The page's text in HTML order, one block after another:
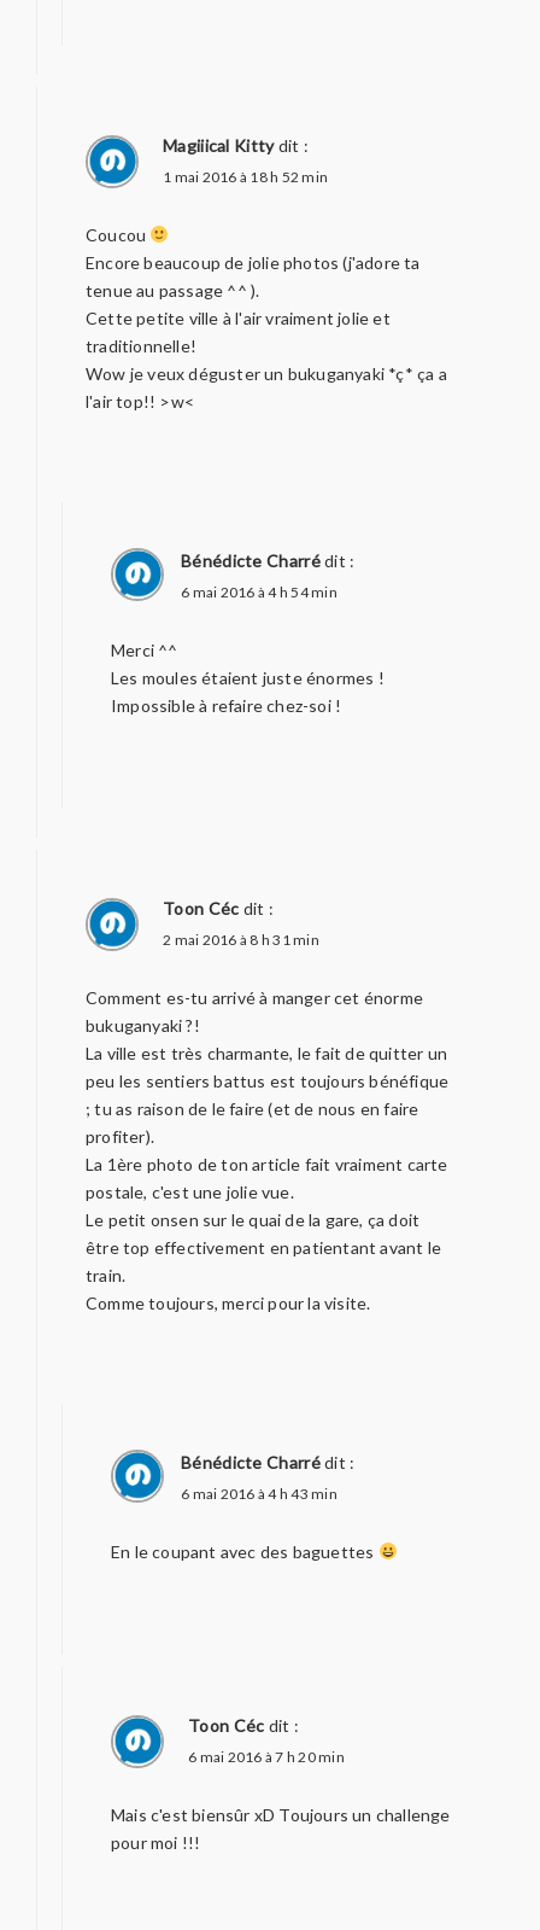
Magiiical Kitty dit :
1 mai 2016 à 18 h 52 min
Coucou
Encore beaucoup de jolie photos (j'adore ta
tenue au passage ^^ ).
Cette petite ville à l'air vraiment jolie et
traditionnelle!
Wow je veux déguster un bukuganyaki *ç* ça a
l'air top!! >w<
Bénédicte Charrédit :
6 mai 2016 à 4 h 54 min
Merci ^^
Les moules étaient juste énormes !
Impossible à refaire chez-soi !
Toon Céc dit :
2 mai 2016 à 8 h 31 min
Comment es-tu arrivé à manger cet énorme
bukuganyaki ?!
La ville est très charmante, le fait de quitter un
peu les sentiers battus est toujours bénéfique
; tu as raison de le faire (et de nous en faire
profiter).
La 1ère photo de ton article fait vraiment carte
postale, c'est une jolie vue.
Le petit onsen sur le quai de la gare, ça doit
être top effectivement en patientant avant le
train.
Comme toujours, merci pour la visite.
Bénédicte Charrédit :
6 mai 2016 à 4 h 43 min
En le coupant avec des baguettes
Toon Céc dit :
6 mai 2016 à 7 h 20 min
Mais c'est biensûr xD Toujours un challenge
pour moi !!!